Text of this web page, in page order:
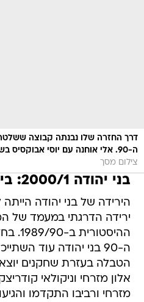
דרך החזרה שלו נבנתה קבוצה
ה-90. אלי אוחנה עם יוסי אבוקסיס בשנים הגדולות
צילום מסך
בני יהודה 2000/1: ביי, ביי, סולמי
הירידה של בני יהודה
ירידה הדרגתי במעמד של
ה-90 בני יהודה עוד
הטבלה בעזרת שחקנים
אלון מזרחי וניקולאי
מזרחי ורביבו התקדמו